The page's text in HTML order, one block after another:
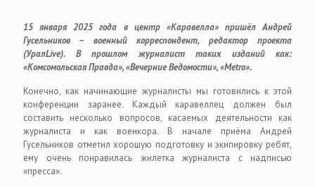
15 января 2025 года в центр «Каравелла» пришёл Андрей
Гусельников – военный корреспондент, редактор проекта
(УралLive). В прошлом журналист таких изданий как:
«Комсомольская Правда», «Вечерние Ведомости», «Metro».
Конечно, как начинающие журналисты мы готовились к этой
конференции заранее. Каждый каравеллец должен был
составить несколько вопросов, касаемых деятельности как
журналиста и как военкора. В начале приёма Андрей
Гусельников отметил хорошую подготовку и экипировку ребят,
ему очень понравилась жилетка журналиста с надписью
«пресса».